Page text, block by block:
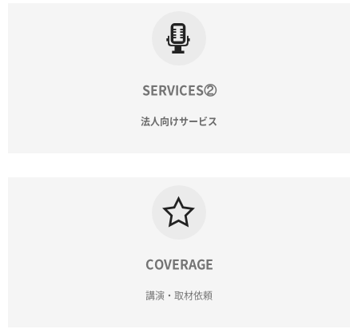
SERVICES②
法人向けサービス
COVERAGE
講演・取材依頼